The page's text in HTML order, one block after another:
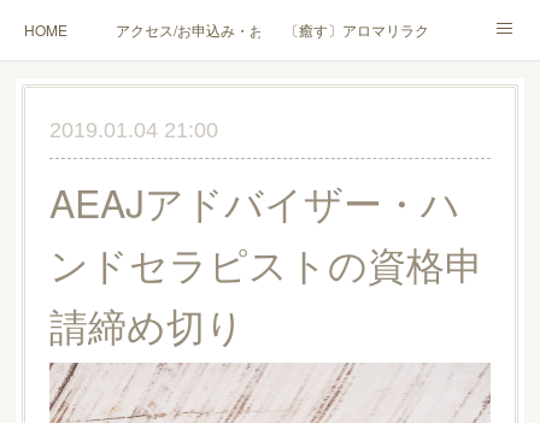
HOME アクセス/お申込み・お問合せ〔癒す〕アロマリラクゼーション
〔学ぶ〕AEAJ資格対応コース〔学ぶ〕トリートメント実技講座／介護アロマ講座
ハンモックよもぎ蒸し® HAMMOCK SAUNA® アカデミー厚木校
ハンモックタイ古式協会® 厚木校出張講座(個人／企業・団体)PROFILE
Instagram コラム YouTube［アロマ・ハーブクラフト］
2019.01.04 21:00
AEAJアドバイザー・ハ
ンドセラピストの資格申
請締め切り